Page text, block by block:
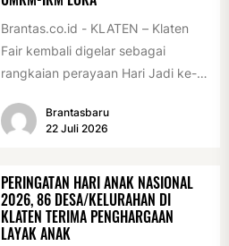
Brantas.co.id - KLATEN – Klaten
Fair kembali digelar sebagai
rangkaian perayaan Hari Jadi ke-
Acara ini digelar...
Brantasbaru
22 Juli 2026
PERINGATAN HARI ANAK NASIONAL
2026, 86 DESA/KELURAHAN DI
KLATEN TERIMA PENGHARGAAN
LAYAK ANAK